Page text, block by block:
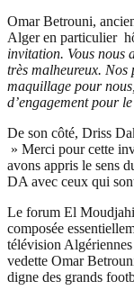
Omar Betrouni,
Alger en particulier
invitation. Vous nous
très malheureux. Nos
maquillage pour
d’engagement pour
De son côté, Driss
» Merci pour cette
avons appris le sens
DA avec ceux qui
Le forum El
composée
télévision
vedette Omar
digne des grands